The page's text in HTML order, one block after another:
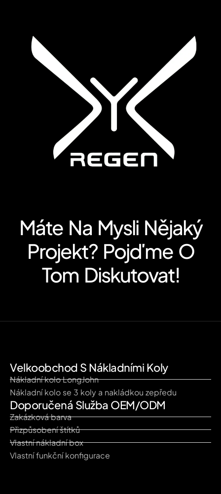
Máte Na Mysli Nějaký
Projekt? Pojďme O
Tom Diskutovat!
Velkoobchod S Nákladními Koly
Nákladní kolo LongJohn
Nákladní kolo se 3 koly a nakládkou zepředu
Doporučená Služba OEM/ODM
Zakázková barva
Přizpůsobení štítků
Vlastní nákladní box
Vlastní funkční konfigurace